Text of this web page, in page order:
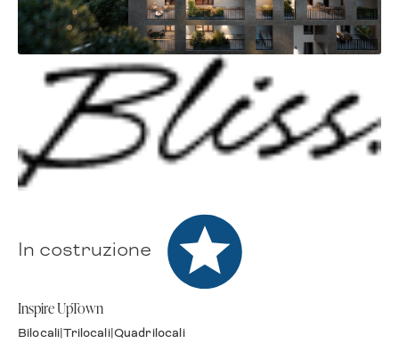
In costruzione
Inspire UpTown
Bilocali|Trilocali|Quadrilocali